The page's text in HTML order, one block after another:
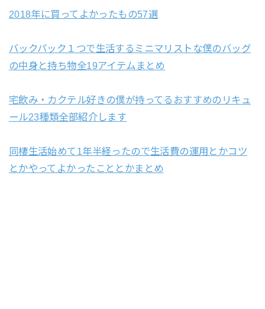
2018年に買ってよかったもの57選
バックパック１つで生活するミニマリストな僕のバッグ
の中身と持ち物全19アイテムまとめ
宅飲み・カクテル好きの僕が持ってるおすすめのリキュ
ール23種類全部紹介します
同棲生活始めて1年半経ったので生活費の運用とかコツ
とかやってよかったこととかまとめ